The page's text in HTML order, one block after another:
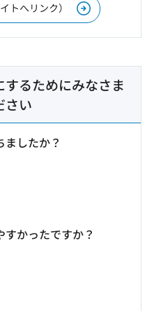
トへリンク）
るためにみなさま
さい
したか？
かったですか？